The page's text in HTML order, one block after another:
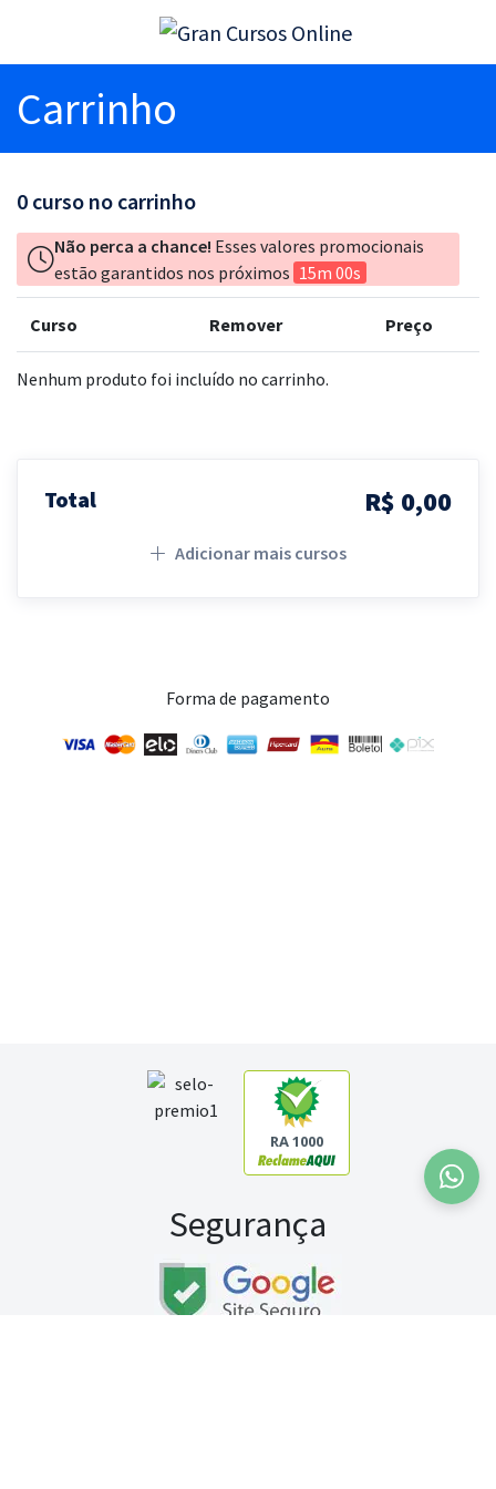
Carrinho
0 curso no carrinho
Não perca a chance! Esses valores promocionais
estão garantidos nos próximos 15m 00s
Curso Remover Preço
Nenhum produto foi incluído no carrinho.
Total R$ 0,00
Adicionar mais cursos
Forma de pagamento
RA 1000
Segurança